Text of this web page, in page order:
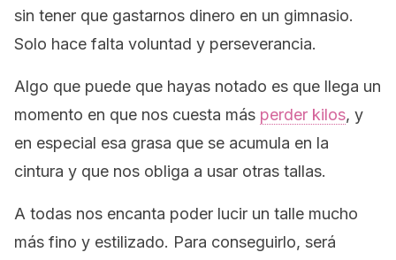
sin tener que gastarnos dinero en un gimnasio.
Solo hace falta voluntad y perseverancia.
Algo que puede que hayas notado es que llega un
momento en que nos cuesta más perder kilos, y
en especial esa grasa que se acumula en la
cintura y que nos obliga a usar otras tallas.
A todas nos encanta poder lucir un talle mucho
más fino y estilizado. Para conseguirlo, será